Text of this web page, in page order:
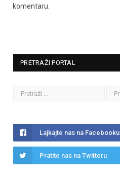
komentaru.
PRETRAŽI PORTAL
Lajkajte nas na Facebooku
Pratite nas na Twitteru